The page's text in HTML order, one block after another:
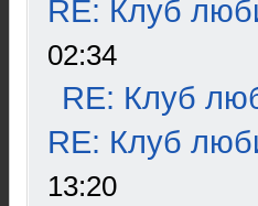
RE: Клуб
02:34
RE: Клуб
RE: Клуб
13:20